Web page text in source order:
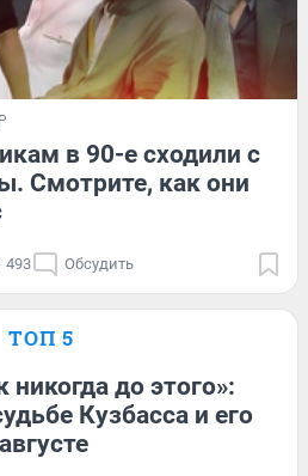
в 90-е сходили с
Смотрите, как они
493 Обсудить
ТОП 5
никогда до этого»:
Кузбасса и его